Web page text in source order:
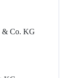
& Co. KG